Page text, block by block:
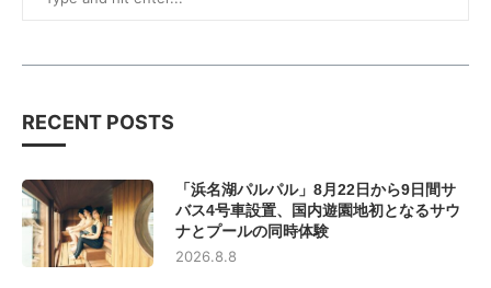
RECENT POSTS
「浜名湖パルパル」8月22日から9日間サ
バス4号車設置、国内遊園地初となるサウ
ナとプールの同時体験
2026.8.8